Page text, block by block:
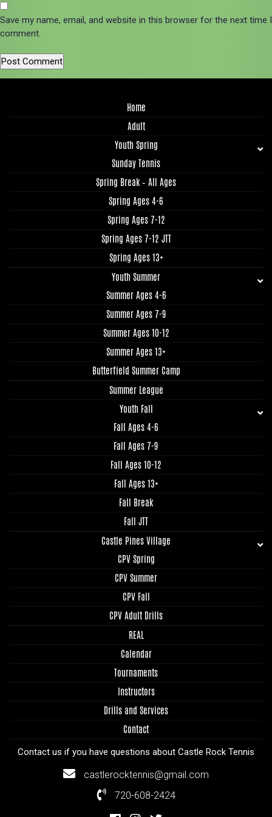
Save my name, email, and website in this browser for the next time I
comment.
Home
Adult
Youth Spring
Sunday Tennis
Spring Break – All Ages
Spring Ages 4-6
Spring Ages 7-12
Spring Ages 7-12 JTT
Spring Ages 13+
Youth Summer
Summer Ages 4-6
Summer Ages 7-9
Summer Ages 10-12
Summer Ages 13+
Butterfield Summer Camp
Summer League
Youth Fall
Fall Ages 4-6
Fall Ages 7-9
Fall Ages 10-12
Fall Ages 13+
Fall Break
Fall JTT
Castle Pines Village
CPV Spring
CPV Summer
CPV Fall
CPV Adult Drills
REAL
Calendar
Tournaments
Instructors
Drills and Services
Contact
Contact us if you have questions about Castle Rock Tennis
castlerocktennis@gmail.com
720-608-2424